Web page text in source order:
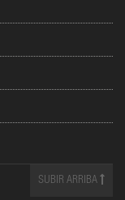
SUBIR ARRIBA